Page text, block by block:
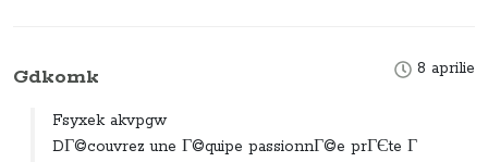
8 aprilie
Gdkomk
Fsyxek akvpgw
DГ©couvrez une Г©quipe passionnГ©e prГЄte Г